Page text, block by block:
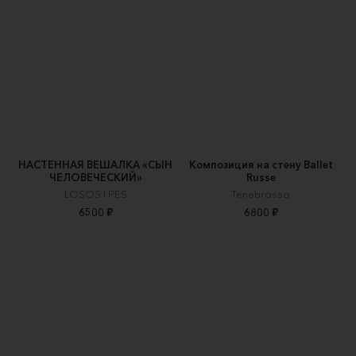
НАСТЕННАЯ ВЕШАЛКА «СЫН
ЧЕЛОВЕЧЕСКИЙ»
LOSOS I PES
6500 ₽
Композиция на стену Ballet
Russe
Tenebrosso
6800 ₽